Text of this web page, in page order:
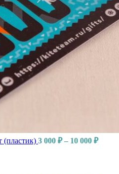
(пластик) 3 000 ₽ – 10 000 ₽